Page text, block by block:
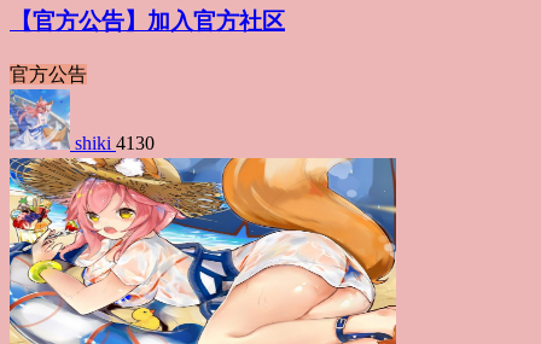
【官方公告】加入官方社区
官方公告
shiki 4130